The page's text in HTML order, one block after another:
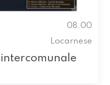
08.00
Locarnese